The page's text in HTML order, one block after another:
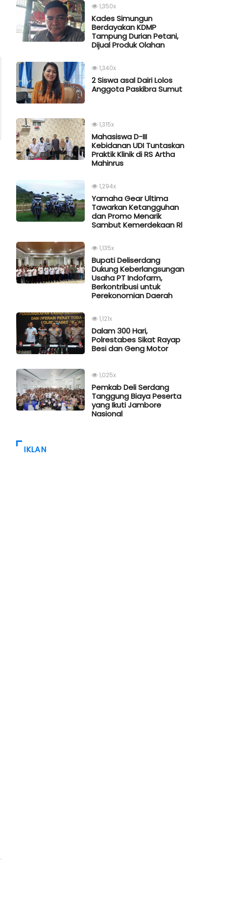
1,350x
Kades Simungun
Berdayakan KDMP
Tampung Durian Petani,
Dijual Produk Olahan
1,340x
2 Siswa asal Dairi Lolos
Anggota Paskibra Sumut
1,315x
Mahasiswa D-III
Kebidanan UDI Tuntaskan
Praktik Klinik di RS Artha
Mahinrus
1,294x
Yamaha Gear Ultima
Tawarkan Ketangguhan
dan Promo Menarik
Sambut Kemerdekaan Rl
1,135x
Bupati Deliserdang
Dukung Keberlangsungan
Usaha PT Indofarm,
Berkontribusi untuk
Perekonomian Daerah
1,121x
Dalam 300 Hari,
Polrestabes Sikat Rayap
Besi dan Geng Motor
1,025x
Pemkab Deli Serdang
Tanggung Biaya Peserta
yang Ikuti Jambore
Nasional
IKLAN